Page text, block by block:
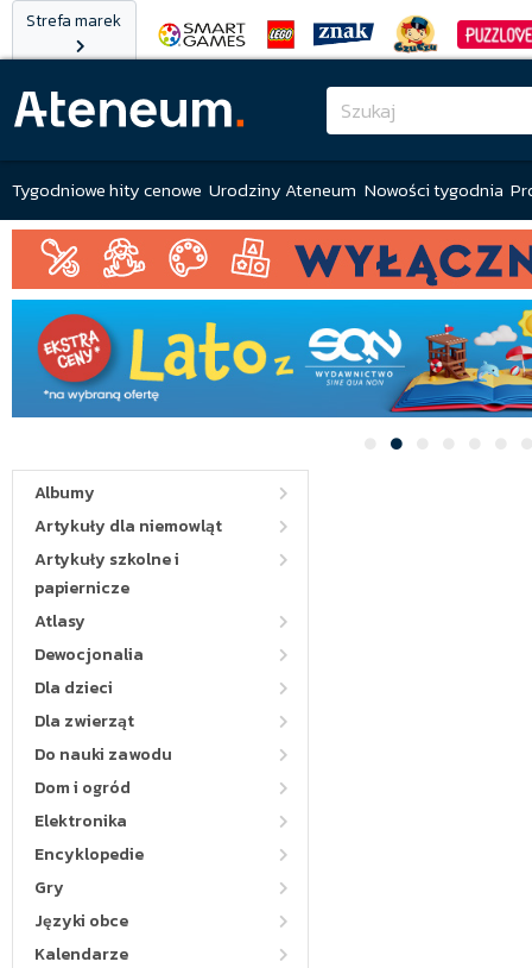
Strefa marek
Tygodniowe hity cenowe Urodziny Ateneum Nowości tygodnia
Albumy
Artykuły dla niemowląt
Artykuły szkolne i
papiernicze
Atlasy
Dewocjonalia
Dla dzieci
Dla zwierząt
Do nauki zawodu
Dom i ogród
Elektronika
Encyklopedie
Gry
Języki obce
Kalendarze